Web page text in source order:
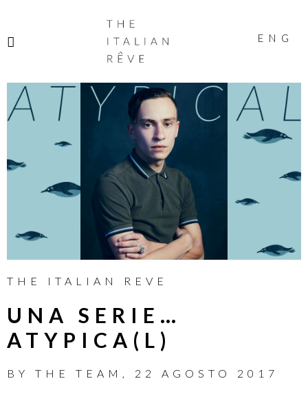
ITALIAN
RÊVE
ENG
THE ITALIAN REVE
UNA SERIE…
ATYPICA(L)
BY THE TEAM 22 AGOSTO 2017